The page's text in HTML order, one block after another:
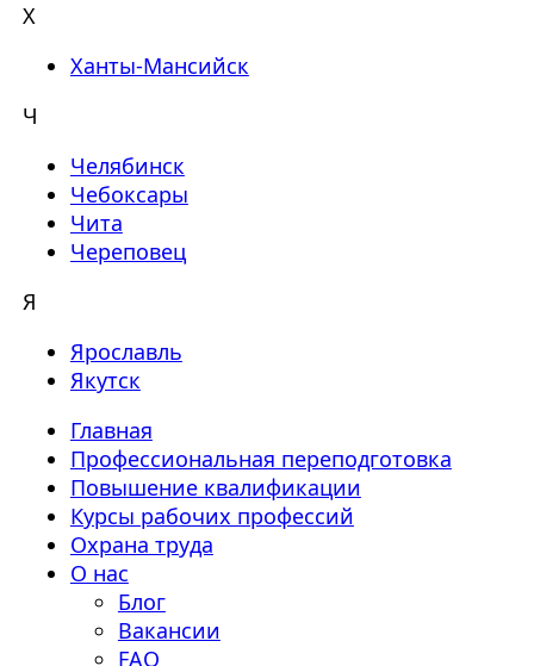
Х
Ханты-Мансийск
Ч
Челябинск
Чебоксары
Чита
Череповец
Я
Ярославль
Якутск
Главная
Профессиональная переподготовка
Повышение квалификации
Курсы рабочих профессий
Охрана труда
О нас
Блог
Вакансии
FAQ